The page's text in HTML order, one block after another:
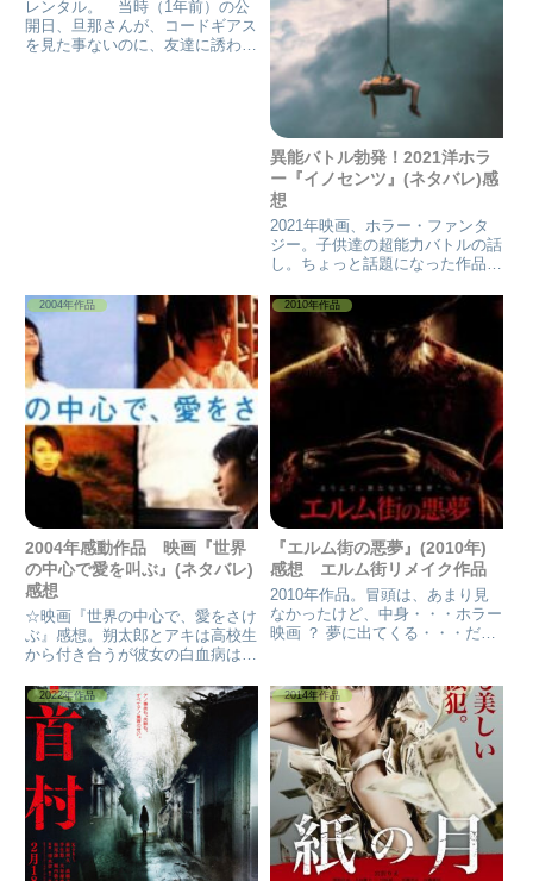
レンタル。 当時（1年前）の公
開日、旦那さんが、コードギアス
を見た事ないのに、友達に誘わ
異能バトル勃発！2021洋ホラ
ー『イノセンツ』(ネタバレ)感
想
2021年映画、ホラー・ファンタ
ジー。子供達の超能力バトルの話
し。ちょっと話題になった作品ら
る描写あり。ノルウェー、現代は
De uskyldige(『無垢の子』)。ホ
ラー体制が無いと見れないかもし
れない。そこま...
2004年作品
2004年感動作品 映画『世界
の中心で愛を叫ぶ』(ネタバレ)
感想
☆映画『世界の中心で、愛をさけ
ぶ』感想。朔太郎とアキは高校生
から付き合うが彼女の白血病は進
命に恋をしてる物語。号泣必死！
平井堅の主題歌が流れてくる頃に
は涙が止まらない、そんな作品。
W主演森山未來・長澤まさみと、
大沢たかお・柴咲コウ。
2010年作品
『エルム街の悪夢』(2010年)
感想 エルム街リメイク作品
2010年作品。冒頭は、あまり見
なかったけど、中身・・・ホラー
映画 ？ 夢に出てくる・・・だけ
シーンのが、残虐だった。なん
か・・・映画館で見たら怖いんだ
ろうけど。 怖くなかった。★...
2022年作品 2014年作品